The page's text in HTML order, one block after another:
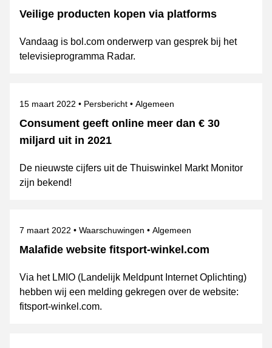
Veilige producten kopen via platforms
Vandaag is bol.com onderwerp van gesprek bij het
televisieprogramma Radar.
Consument geeft online meer dan € 30
miljard uit in 2021
Gepubliceerd op
15 maart 2022 Categorie
Persbericht Onderwerpen
Algemeen
De nieuwste cijfers uit de Thuiswinkel Markt Monitor
zijn bekend!
Malafide website fitsport-winkel.com
Gepubliceerd op
7 maart 2022 Categorie
Waarschuwingen Onderwerpen
Algemeen
Via het LMIO (Landelijk Meldpunt Internet Oplichting)
hebben wij een melding gekregen over de website:
fitsport-winkel.com.